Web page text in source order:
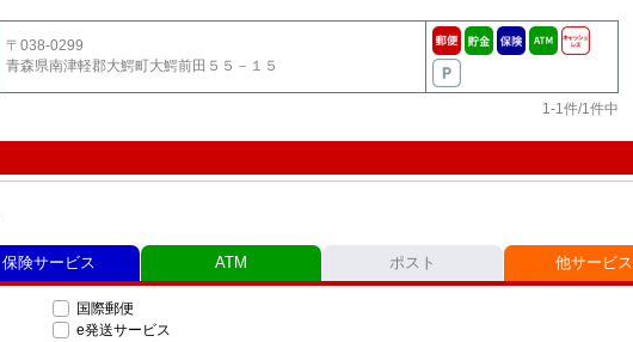
〒038-0299
青森県南津軽郡大鰐町大鰐前田５５－１５
1-1件/1件中
国際郵便
e発送サービス
保険サービス ATM ポスト 他サービス